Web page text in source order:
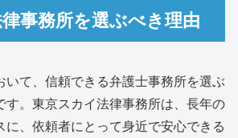
事務所を選ぶべき理由
いて、信頼できる弁護士事務所を選ぶ
す。東京スカイ法律事務所は、長年の
に、依頼者にとって身近で安心できる